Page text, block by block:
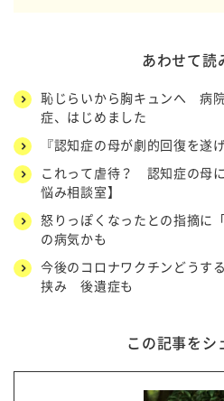
あわせて読
恥じらいから胸キュンへ 病
症、はじめました
『認知症の母が劇的回復を遂
これって虐待？ 認知症の母
悩み相談室】
怒りっぽくなったとの指摘に
の病気かも
今後のコロナワクチンどうす
挟み 後遺症も
この記事をシ